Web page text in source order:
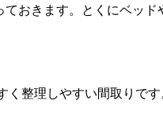
おきます。とくにベッ
整理しやすい間取りで